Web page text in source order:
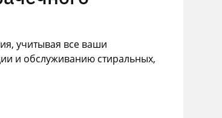
учитывая все ваши
и обслуживанию стиральных,